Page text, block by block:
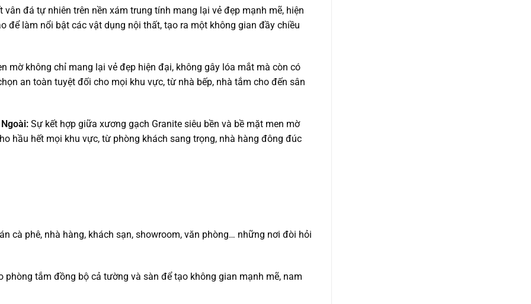
vân đá tự nhiên trên nền xám trung tính mang lại vẻ đẹp mạnh mẽ, hiện
để làm nổi bật các vật dụng nội thất, tạo ra một không gian đầy chiều
mờ không chỉ mang lại vẻ đẹp hiện đại, không gây lóa mắt mà còn có
an toàn tuyệt đối cho mọi khu vực, từ nhà bếp, nhà tắm cho đến sân
Sự kết hợp giữa xương gạch Granite siêu bền và bề mặt men mờ
hầu hết mọi khu vực, từ phòng khách sang trọng, nhà hàng đông đúc
cà phê, nhà hàng, khách sạn, showroom, văn phòng… những nơi đòi hỏi
phòng tắm đồng bộ cả tường và sàn để tạo không gian mạnh mẽ, nam